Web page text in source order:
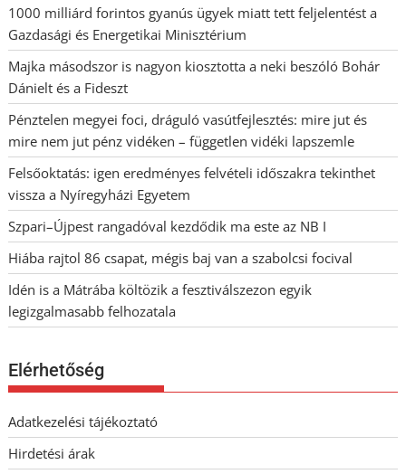
1000 milliárd forintos gyanús ügyek miatt tett feljelentést a
Gazdasági és Energetikai Minisztérium
Majka másodszor is nagyon kiosztotta a neki beszóló Bohár
Dánielt és a Fideszt
Pénztelen megyei foci, dráguló vasútfejlesztés: mire jut és
mire nem jut pénz vidéken – független vidéki lapszemle
Felsőoktatás: igen eredményes felvételi időszakra tekinthet
vissza a Nyíregyházi Egyetem
Szpari–Újpest rangadóval kezdődik ma este az NB I
Hiába rajtol 86 csapat, mégis baj van a szabolcsi focival
Idén is a Mátrába költözik a fesztiválszezon egyik
legizgalmasabb felhozatala
Elérhetőség
Adatkezelési tájékoztató
Hirdetési árak